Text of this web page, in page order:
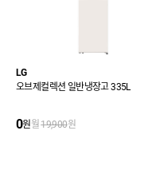
LG
오브제컬렉션 일반냉장고 335L
0원월19,900원